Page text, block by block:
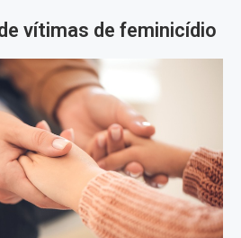
vítimas de feminicídio